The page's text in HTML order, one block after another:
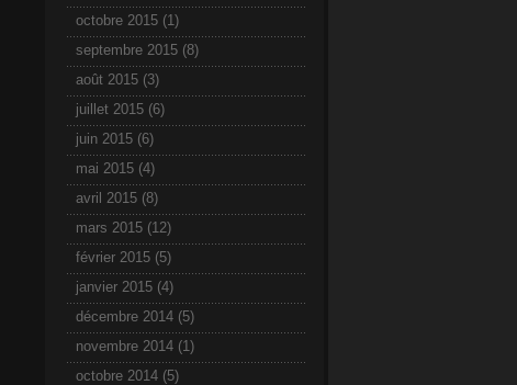
octobre 2015 (1)
septembre 2015 (8)
août 2015 (3)
juillet 2015 (6)
juin 2015 (6)
mai 2015 (4)
avril 2015 (8)
mars 2015 (12)
février 2015 (5)
janvier 2015 (4)
décembre 2014 (5)
novembre 2014 (1)
octobre 2014 (5)